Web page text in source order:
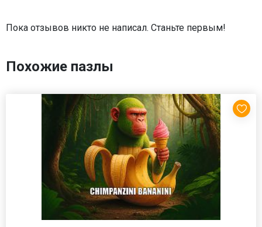
Пока отзывов никто не написал. Станьте первым!
Похожие пазлы